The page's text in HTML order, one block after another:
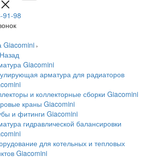
91-98
Giacomini
Назад
Giacomini
арматура для радиаторов
и коллекторные сборки Giacomini
краны Giacomini
и фитинги Giacomini
гидравлической балансировки
для котельных и тепловых
Giacomini